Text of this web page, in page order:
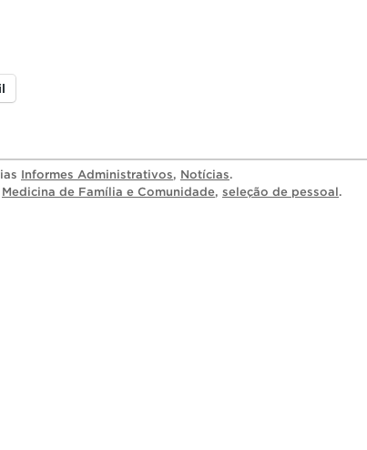
Informes Administrativos, Notícias.
Medicina de Família e Comunidade, seleção de pessoal.